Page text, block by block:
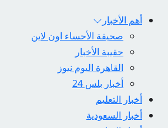
أهم الأخبار
صحيفة الأحساء اون لاين
حقيبة الأخبار
القاهرة اليوم نيوز
أخبار بلس 24
أخبار التعليم
أخبار السعودية